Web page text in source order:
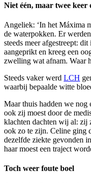
Niet één, maar twee keer
Angeliek: ‘In het Máxima
de waterpokken. Er
steeds meer afgestreept:
aangeprikt en kreeg een
zwelling wat afnam. Waar
Steeds vaker werd LCH
waarbij bepaalde witte
Maar thuis hadden we nog
ook zij moest door de
klachten dachten wij al: zij
ook zo te zijn. Celine ging
dezelfde ziekte gevonden
haar moest een traject
Toch weer foute boel